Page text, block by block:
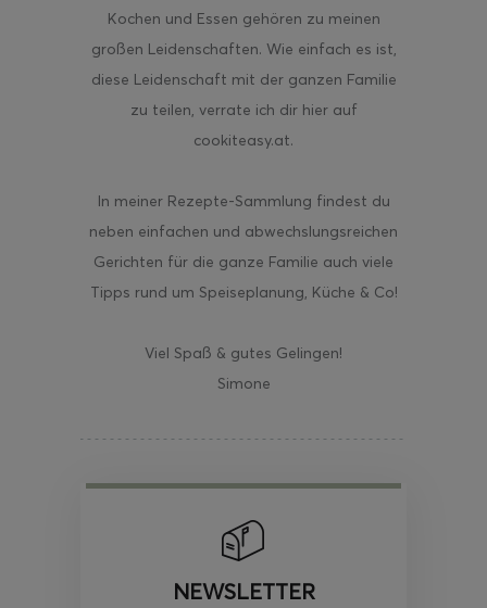
Kochen und Essen gehören zu meinen
großen Leidenschaften. Wie einfach es ist,
diese Leidenschaft mit der ganzen Familie
zu teilen, verrate ich dir hier auf
cookiteasy.at.
In meiner Rezepte-Sammlung findest du
neben einfachen und abwechslungsreichen
Gerichten für die ganze Familie auch viele
Tipps rund um Speiseplanung, Küche & Co!
Viel Spaß & gutes Gelingen!
Simone
NEWSLETTER